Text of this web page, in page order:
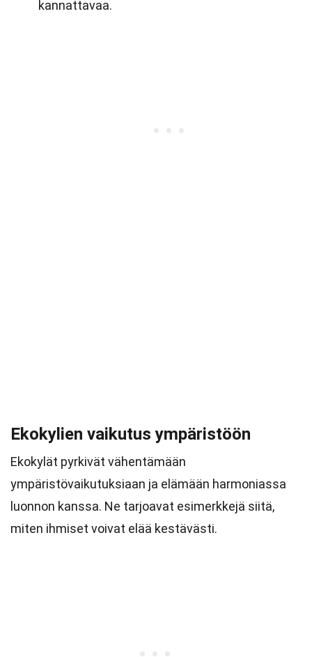
kannattavaa.
Ekokylien vaikutus ympäristöön
Ekokylät pyrkivät vähentämään
ympäristövaikutuksiaan ja elämään harmoniassa
luonnon kanssa. Ne tarjoavat esimerkkejä siitä,
miten ihmiset voivat elää kestävästi.